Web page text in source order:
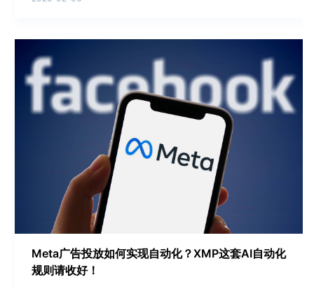
Meta广告投放如何实现自动化？XMP这套AI自动化
规则请收好！